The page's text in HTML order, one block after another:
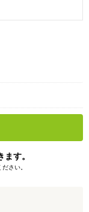
す。
さい。